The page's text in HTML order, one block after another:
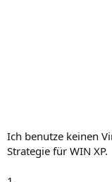
Ich benutze keinen
Strategie für WIN XP.